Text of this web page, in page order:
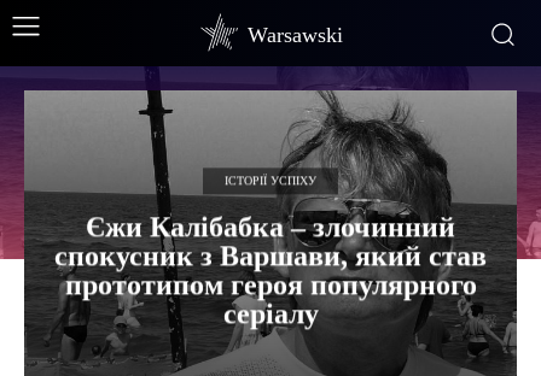
Warsawski
ІСТОРІЇ УСПІХУ
Єжи Калібабка – злочинний
спокусник з Варшави, який став
прототипом героя популярного
серіалу